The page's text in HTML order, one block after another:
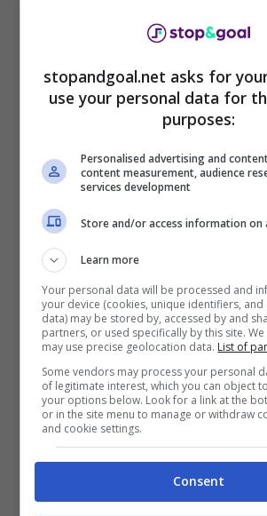
riguarderebbe Lucas Paqueta
all’indagine sul
Lega inglese infatti, lo avrebbe
regolamento,scommettendo su
partite
. Accadde, lo stesso,
centravanti del Brentford Ivan
di alcuni mesi fa, poi
mesi. La squalifica per Lucas
rischia di essere simile. Molto
arriveranno notizie in merito.
stopandgoal.net asks for
use your personal data for
purposes:
Personalised advertising and
content measurement, audience
services development
Store and/or access information on
Learn more
Your personal data will be processed and
your device (cookies, unique identifiers, and
data) may be stored by, accessed by and
partners, or used specifically by this site.
may use precise geolocation data. List of
Some vendors may process your personal
of legitimate interest, which you can object
your options below. Look for a link at the
or in the site menu to manage or withdraw
and cookie settings.
Consent